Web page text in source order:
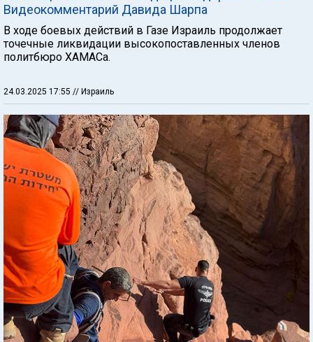
Видеокомментарий Давида Шарпа
В ходе боевых действий в Газе Израиль продолжает
точечные ликвидации высокопоставленных членов
политбюро ХАМАСа.
24.03.2025 17:55 // Израиль